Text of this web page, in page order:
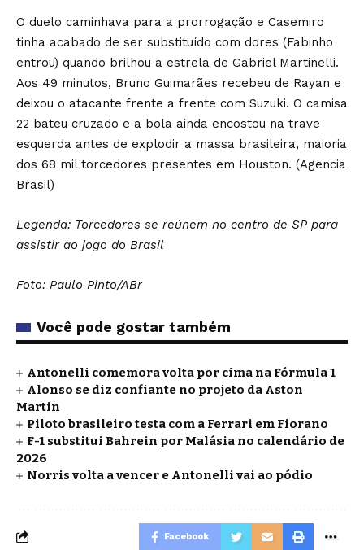
O duelo caminhava para a prorrogação e Casemiro
tinha acabado de ser substituído com dores (Fabinho
entrou) quando brilhou a estrela de Gabriel Martinelli.
Aos 49 minutos, Bruno Guimarães recebeu de Rayan e
deixou o atacante frente a frente com Suzuki. O camisa
22 bateu cruzado e a bola ainda encostou na trave
esquerda antes de explodir a massa brasileira, maioria
dos 68 mil torcedores presentes em Houston. (Agencia
Brasil)
Legenda: Torcedores se reúnem no centro de SP para
assistir ao jogo do Brasil
Foto: Paulo Pinto/ABr
Você pode gostar também
Antonelli comemora volta por cima na Fórmula 1
Alonso se diz confiante no projeto da Aston
Martin
Piloto brasileiro testa com a Ferrari em Fiorano
F-1 substitui Bahrein por Malásia no calendário de
2026
Norris volta a vencer e Antonelli vai ao pódio
Facebook